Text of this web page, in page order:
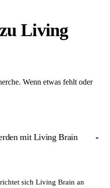
Living
Wenn etwas fehlt oder
mit Living Brain
sich Living Brain an